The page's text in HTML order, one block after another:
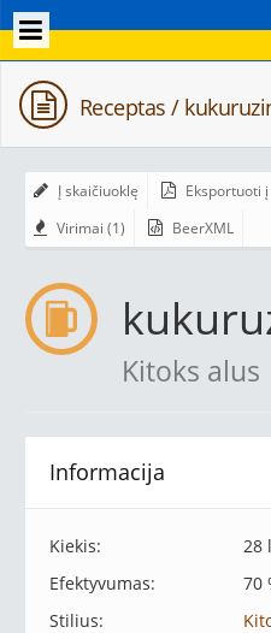
Receptas /
Į skaičiuoklę Eksportuoti į
Virimai (1)
BeerXML
Kitoks alus
Informacija
Kiekis:
28
Efektyvumas:
70
Stilius: